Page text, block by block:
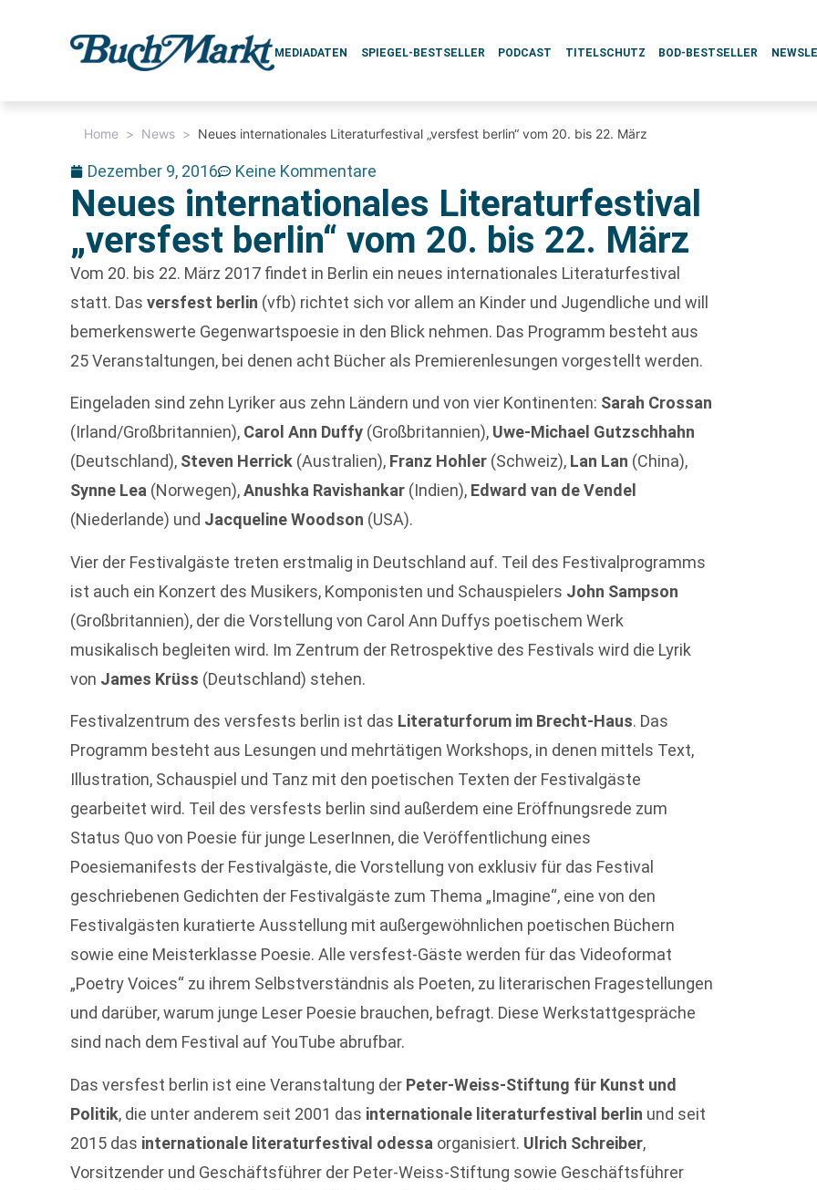
MEDIADATEN SPIEGEL-BESTSELLER PODCAST TITELSCHUTZ BOD-BESTSELLER
Home > News > Neues internationales Literaturfestival „versfest berlin“ vom 20. bis 22. März
Dezember 9, 2016 Keine Kommentare
Neues internationales Literaturfestival
„versfest berlin“ vom 20. bis 22. März
Vom 20. bis 22. März 2017 findet in Berlin ein neues internationales Literaturfestival
statt. Dasversfest berlin (vfb) richtet sich vor allem an Kinder und Jugendliche und will
bemerkenswerte Gegenwartspoesie in den Blick nehmen. Das Programm besteht aus
25 Veranstaltungen, bei denen acht Bücher als Premierenlesungen vorgestellt werden.
Eingeladen sind zehn Lyriker aus zehn Ländern und von vier Kontinenten: Sarah Crossan
(Irland/Großbritannien), Carol Ann Duffy (Großbritannien), Uwe-Michael Gutzschhahn
(Deutschland), Steven Herrick (Australien), Franz Hohler (Schweiz), Lan Lan (China),
Synne Lea (Norwegen),Anushka Ravishankar (Indien), Edward van de Vendel
(Niederlande) und Jacqueline Woodson (USA).
Vier der Festivalgäste treten erstmalig in Deutschland auf. Teil des Festivalprogramms
ist auch ein Konzert des Musikers, Komponisten und Schauspielers John Sampson
(Großbritannien), der die Vorstellung von Carol Ann Duffys poetischem Werk
musikalisch begleiten wird. Im Zentrum der Retrospektive des Festivals wird die Lyrik
von James Krüss (Deutschland) stehen.
Festivalzentrum des versfests berlin ist das Literaturforum im Brecht-Haus. Das
Programm besteht aus Lesungen und mehrtätigen Workshops, in denen mittels Text,
Illustration, Schauspiel und Tanz mit den poetischen Texten der Festivalgäste
gearbeitet wird. Teil des versfests berlin sind außerdem eine Eröffnungsrede zum
Status Quo von Poesie für junge LeserInnen, die Veröffentlichung eines
Poesiemanifests der Festivalgäste, die Vorstellung von exklusiv für das Festival
geschriebenen Gedichten der Festivalgäste zum Thema „Imagine“, eine von den
Festivalgästen kuratierte Ausstellung mit außergewöhnlichen poetischen Büchern
sowie eine Meisterklasse Poesie. Alle versfest-Gäste werden für das Videoformat
„Poetry Voices“ zu ihrem Selbstverständnis als Poeten, zu literarischen Fragestellungen
und darüber, warum junge Leser Poesie brauchen, befragt. Diese Werkstattgespräche
sind nach dem Festival auf YouTube abrufbar.
Das versfest berlin ist eine Veranstaltung der Peter-Weiss-Stiftung für Kunst und
Politik, die unter anderem seit 2001 das internationale literaturfestival berlin und seit
2015 das internationale literaturfestival odessa organisiert. Ulrich Schreiber,
Vorsitzender und Geschäftsführer der Peter-Weiss-Stiftung sowie Geschäftsführer